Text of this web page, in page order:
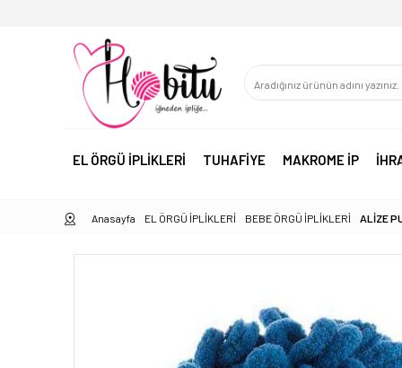
EL ÖRGÜ İPLİKLERİ TUHAFİYE MAKROME İP
Anasayfa EL ÖRGÜ İPLİKLERİ BEBE ÖRGÜ İPLİKLERİ ALİZE